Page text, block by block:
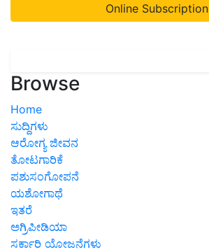
Online Subscription
Browse
Home
ಸುದ್ದಿಗಳು
ಆರೋಗ್ಯ ಜೀವನ
ತೋಟಗಾರಿಕೆ
ಪಶುಸಂಗೋಪನೆ
ಯಶೋಗಾಥೆ
ಇತರೆ
ಅಗ್ರಿಪೀಡಿಯಾ
ಸರ್ಕಾರಿ ಯೋಜನೆಗಳು